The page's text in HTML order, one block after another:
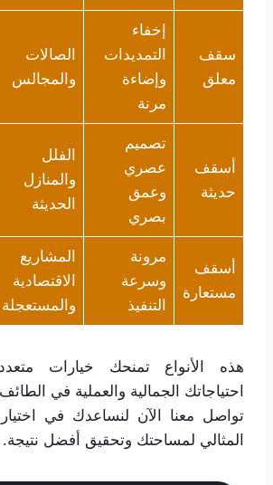
سقف
معلق
إخفاء
التمديدات
وإضاءة
مرنة
الصالات
والمجالس
أسقف
حديثة
تصميم
عصري
وعمق
بصري
الفلل
والمنازل
الحديثة
أسقف
مستعارة
مرونة
وسرعة
التنفيذ
المشاريع
الاقتصادية
والمستعجلة
هذه الأنواع تمنحك خيارات
احتياجاتك الجمالية والعملية في
تواصل معنا الآن لنساعدك في
المثالي لمساحتك وتحقيق أفضل نتيجة.